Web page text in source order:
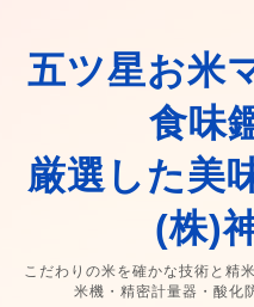
五ツ星お米
食味
厳選した美
(株)
こだわりの米を確かな技術と精
米機・精密計量器・酸化